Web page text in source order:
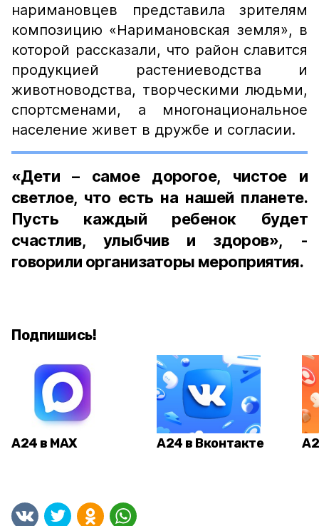
наримановцев представила зрителям
композицию «Наримановская земля», в
которой рассказали, что район славится
продукцией растениеводства и
животноводства, творческими людьми,
спортсменами, а многонациональное
население живет в дружбе и согласии.
«Дети – самое дорогое, чистое и
светлое, что есть на нашей планете.
Пусть каждый ребенок будет
счастлив, улыбчив и здоров», -
говорили организаторы мероприятия.
Подпишись!
А24 в MAX А24 в Вконтакте